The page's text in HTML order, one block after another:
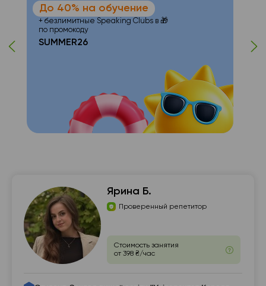
До 40% на обучение
+ безлимитные Speaking Clubs в 🎁
по промокоду
SUMMER26
Ярина Б.
Проверенный репетитор
Стоимость занятия
от 398 ₴/час